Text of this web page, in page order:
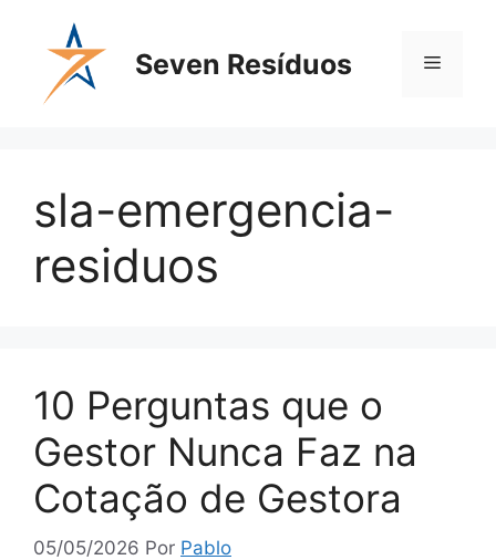
Seven Resíduos
sla-emergencia-
residuos
10 Perguntas que o
Gestor Nunca Faz na
Cotação de Gestora
05/05/2026 Por Pablo